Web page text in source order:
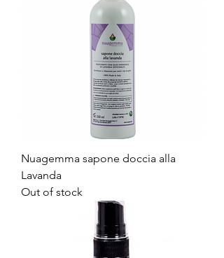
Nuagemma sapone doccia alla
Lavanda
Out of stock